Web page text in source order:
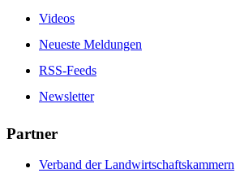
Videos
Neueste Meldungen
RSS-Feeds
Newsletter
Partner
Verband der Landwirtschaftskammern